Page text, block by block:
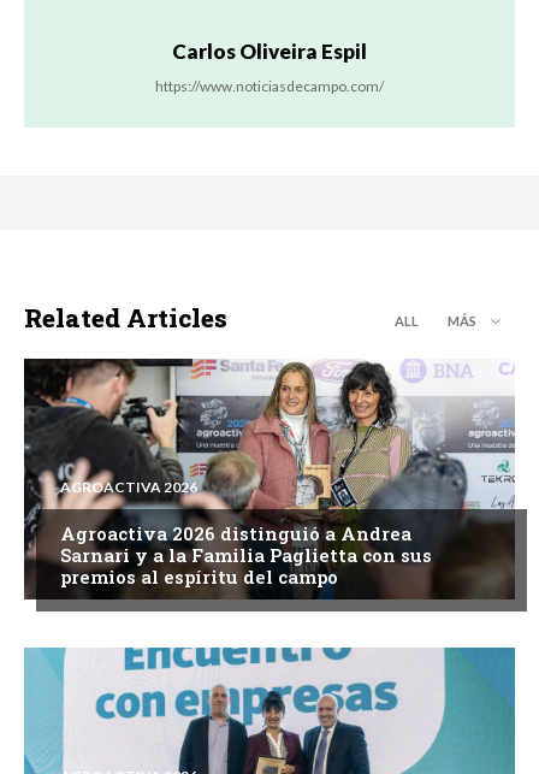
Carlos Oliveira Espil
https://www.noticiasdecampo.com/
Related Articles ALL MÁS
AGROACTIVA 2026
Agroactiva 2026 distinguió a Andrea
Sarnari y a la Familia Paglietta con sus
premios al espíritu del campo